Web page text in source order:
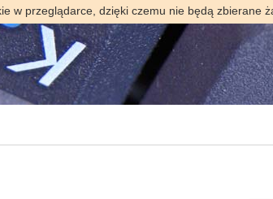
w przeglądarce, dzięki czemu nie będą zbierane